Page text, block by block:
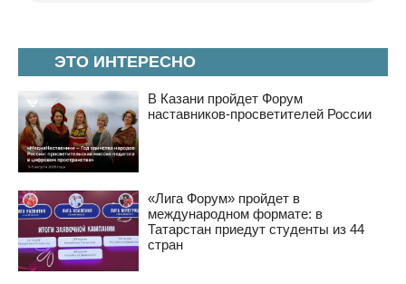
ЭТО ИНТЕРЕСНО
В Казани пройдет Форум
наставников-просветителей России
«Лига Форум» пройдет в
международном формате: в
Татарстан приедут студенты из 44
стран